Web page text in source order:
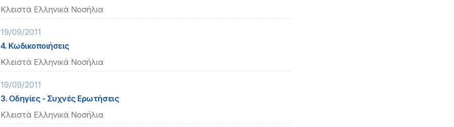
Κλειστά Ελληνικά Νοσήλια
19/09/2011
4. Κωδικοποιήσεις
Κλειστά Ελληνικά Νοσήλια
19/09/2011
3. Οδηγίες - Συχνές Ερωτήσεις
Κλειστά Ελληνικά Νοσήλια